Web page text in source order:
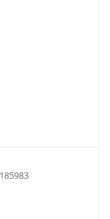
185983